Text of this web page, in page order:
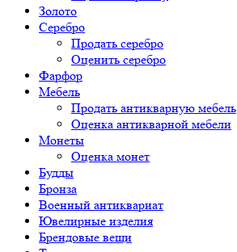
Золото
Серебро
Продать серебро
Оценить серебро
Фарфор
Мебель
Продать антикварную мебель
Оценка антикварной мебели
Монеты
Оценка монет
Будды
Бронза
Военный антиквариат
Ювелирные изделия
Брендовые вещи